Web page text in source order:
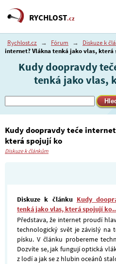
RYCHLOST.cz
Rychlost.cz → Fórum → Diskuze k
internet? Vlákna tenká jako vlas, která
Kudy doopravdy
tenká jako vlas,
Kudy doopravdy teče
která spojují ko
Diskuze k článkům
Diskuze k článku Kudy
tenká jako vlas, která spojují
Představa, že internet proudí
technologický svět je závislý na
písku. V článku probereme
Dozvíte se, jak fungují optická
z lodí a jak se z hlubin oceánů